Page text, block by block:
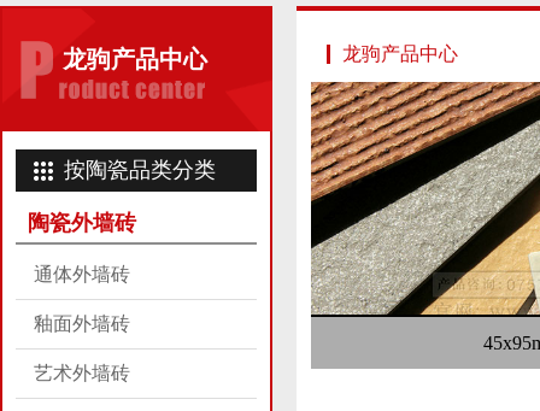
龙驹产品中心
按陶瓷品类分类
陶瓷外墙砖
通体外墙砖
釉面外墙砖
艺术外墙砖
龙驹产品中心